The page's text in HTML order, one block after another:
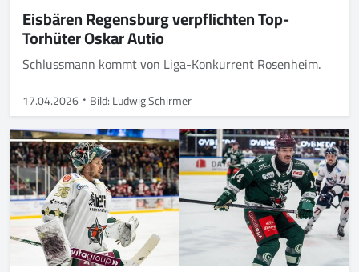
Eisbären Regensburg verpflichten Top-
Torhüter Oskar Autio
Schlussmann kommt von Liga-Konkurrent Rosenheim.
17.04.2026 Bild: Ludwig Schirmer